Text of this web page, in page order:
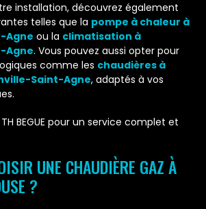
installation, découvrez également
telles que la pompe à chaleur à
Agne ou la climatisation à
Agne. Vous pouvez aussi opter pour
comme les chaudières à
Saint-Agne, adaptés à vos
BEGUE pour un service complet et
UNE CHAUDIÈRE GAZ À
?